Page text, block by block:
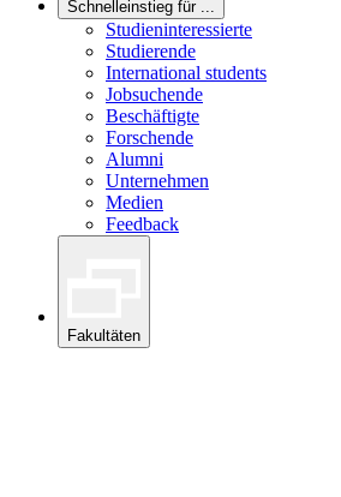
Schnelleinstieg für ...
Studieninteressierte
Studierende
International students
Jobsuchende
Beschäftigte
Forschende
Alumni
Unternehmen
Medien
Feedback
Fakultäten